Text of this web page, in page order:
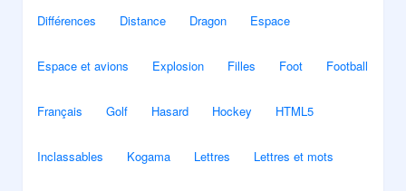
Différences Distance Dragon Espace
Espace et avions Explosion Filles Foot Football
Français Golf Hasard Hockey HTML5
Inclassables Kogama Lettres Lettres et mots